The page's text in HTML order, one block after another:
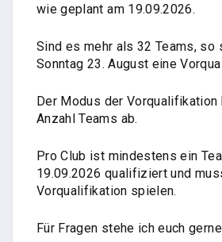
wie geplant am 19.09.2026.
Sind es mehr als 32 Teams, so
Sonntag 23. August eine
Der Modus der Vorqualifikation
Anzahl Teams ab.
Pro Club ist mindestens ein
19.09.2026 qualifiziert und
Vorqualifikation spielen.
Für Fragen stehe ich euch